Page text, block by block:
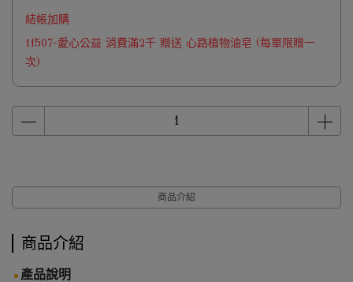
結帳加購
11507-愛心公益 消費滿2千 贈送 心路植物油皂 (每單限贈一
次)
商品介紹
商品介紹
產品說明